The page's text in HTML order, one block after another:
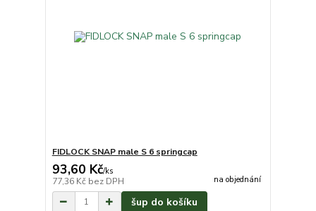
FIDLOCK SNAP male S 6 springcap
93,60 Kč/ks
77,36 Kč bez DPH na objednání
šup do košíku